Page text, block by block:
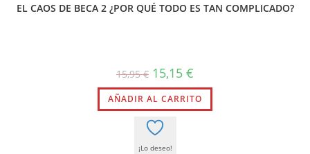
EL CAOS DE BECA 2 ¿POR QUÉ TODO ES TAN COMPLICADO?
15,95€ El
precio
original
era:
15,95 €.
15,15 €
actual
es:
15,15 €.
AÑADIR AL CARRITO
¡Lo deseo!